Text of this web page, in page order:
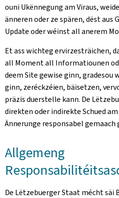
ouni Ukënnegung am Viraus,
änneren oder ze spären, dëst aus
Update oder wéinst all anerem
Et ass wichteg ervirzesträichen,
all Moment all Informatiounen
deem Site gewise ginn, gradesou
ginn, zeréckzéien, bäisetzen,
präzis duerstelle kann. De
direkten oder indirekte Schued
Ännerunge responsabel gemaach
Allgemeng
De Lëtzebuerger Staat mécht säi